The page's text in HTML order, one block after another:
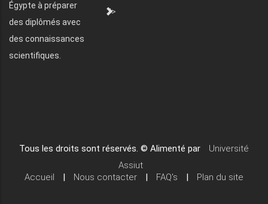
Égypte à préparer
des diplômés avec
des connaissances
scientifiques.
">
Tous les droits sont réservés. © Alimenté par
Université
Assiut
Accueil
| Nous contacter | FAQ's | Plan du site